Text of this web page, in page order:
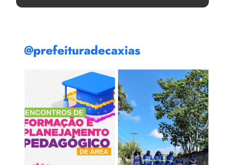
@prefeituradecaxias